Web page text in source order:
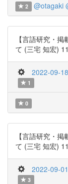
2 @otagaki
【言語研究・
て (三宅 知宏)
2022-09-
1
0
【言語研究・
て (三宅 知宏)
2022-09-
3